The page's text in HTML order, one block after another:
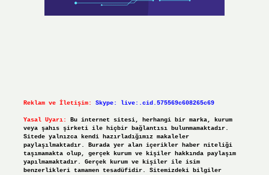
Reklam ve İletişim: Skype: live:.cid.575569c608265c69
Yasal Uyarı:
Bu internet sitesi, herhangi bir marka, kurum
veya şahıs şirketi ile hiçbir bağlantısı bulunmamaktadır.
Sitede yalnızca kendi hazırladığımız makaleler
paylaşılmaktadır. Burada yer alan içerikler haber niteliği
taşımamakta olup, gerçek kurum ve kişiler hakkında paylaşım
yapılmamaktadır. Gerçek kurum ve kişiler ile isim
benzerlikleri tamamen tesadüfidir. Sitemizdeki bilgiler